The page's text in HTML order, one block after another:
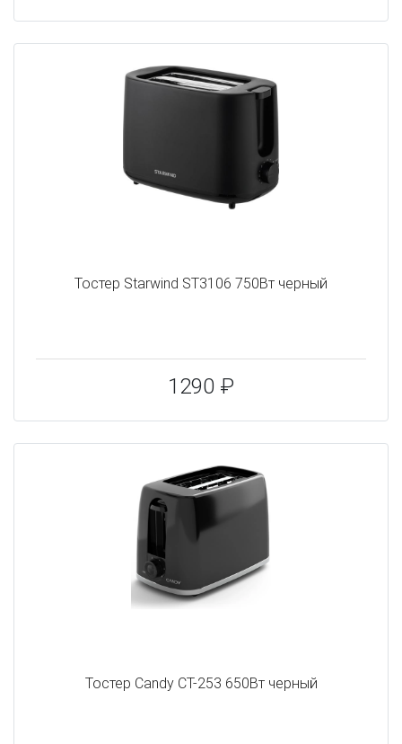
Тостер Starwind ST3106 750Вт черный
1290 ₽
Тостер Candy CT-253 650Вт черный